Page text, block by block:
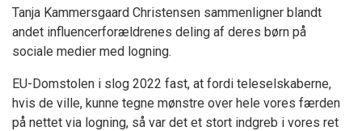
Tanja Kammersgaard Christensen sammenligner blandt
andet influencerforældrenes deling af deres børn på
sociale medier med logning.
EU-Domstolen i slog 2022 fast, at fordi teleselskaberne,
hvis de ville, kunne tegne mønstre over hele vores færden
på nettet via logning, så var det et stort indgreb i vores ret